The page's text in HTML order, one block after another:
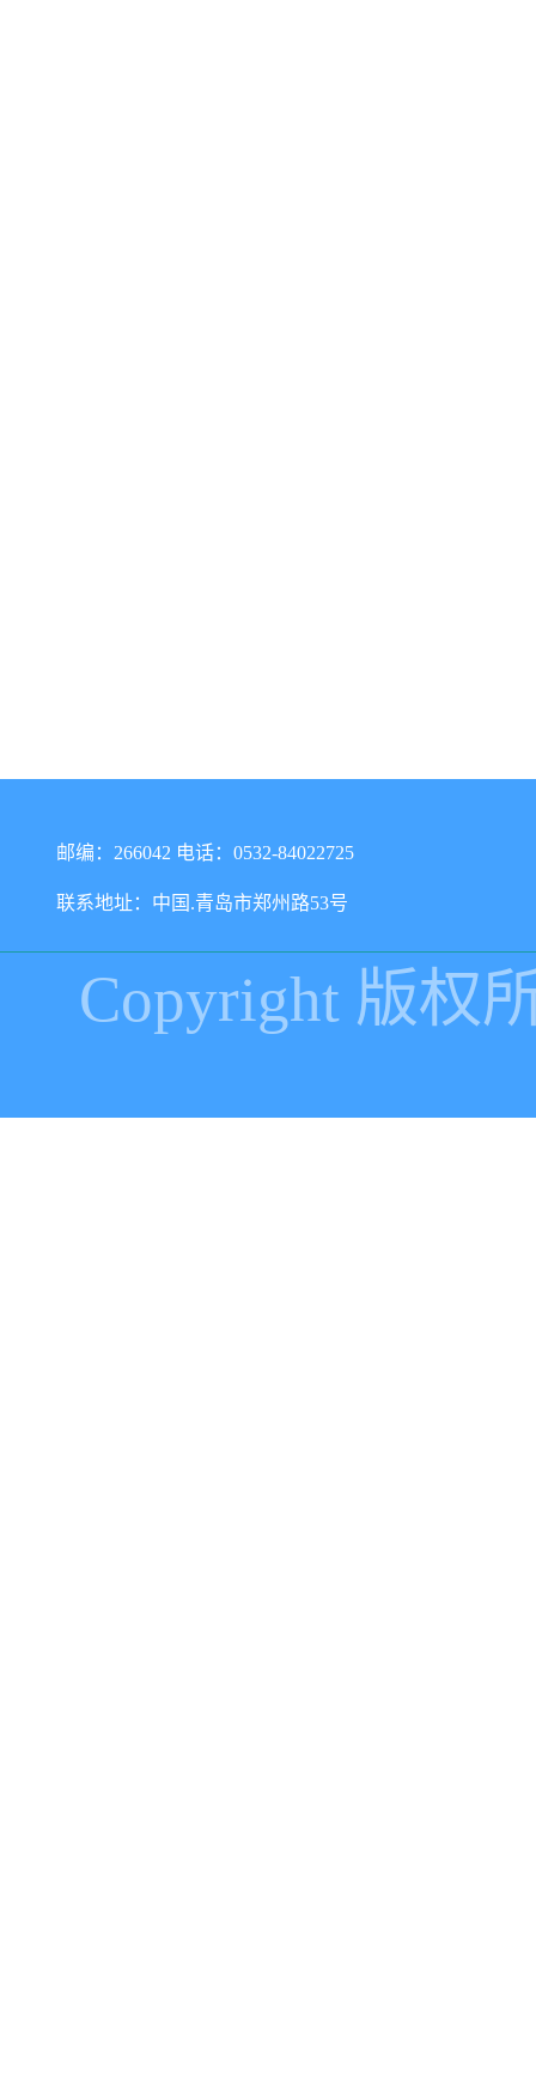
邮编：266042 电话：0532-84022725
联系地址：中国.青岛市郑州路53号
Copyright 版权